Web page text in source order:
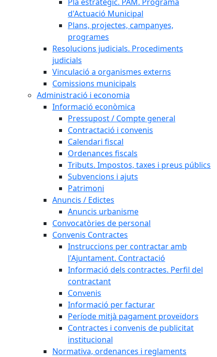
d'Actuació Municipal
Plans, projectes, campanyes,
programes
Resolucions judicials. Procediments
judicials
Vinculació a organismes externs
Comissions municipals
Administració i economia
Informació econòmica
Pressupost / Compte general
Contractació i convenis
Calendari fiscal
Ordenances fiscals
Tributs. Impostos, taxes i preus públics
Subvencions i ajuts
Patrimoni
Anuncis / Edictes
Anuncis urbanisme
Convocatòries de personal
Convenis Contractes
Instruccions per contractar amb
l'Ajuntament. Contractació
Informació dels contractes. Perfil del
contractant
Convenis
Informació per facturar
Període mitjà pagament proveïdors
Contractes i convenis de publicitat
institucional
Normativa, ordenances i reglaments